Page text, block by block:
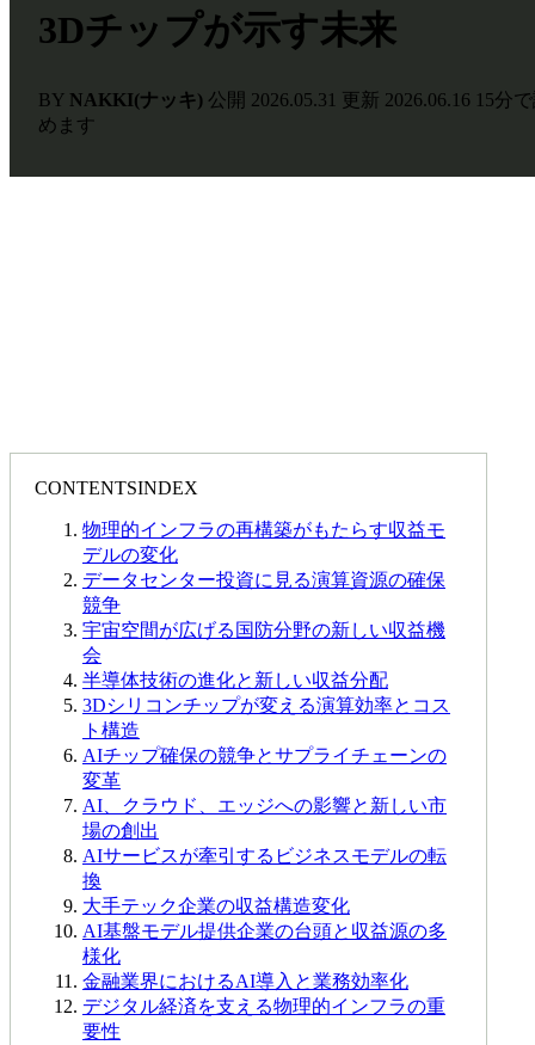
3Dチップが示す未来
BY NAKKI(ナッキ) 公開 2026.05.31 更新 2026.06.16 15分
めます
CONTENTSINDEX
物理的インフラの再構築がもたらす収益モ
デルの変化
データセンター投資に見る演算資源の確保
競争
宇宙空間が広げる国防分野の新しい収益機
会
半導体技術の進化と新しい収益分配
3Dシリコンチップが変える演算効率とコス
ト構造
AIチップ確保の競争とサプライチェーンの
変革
AI、クラウド、エッジへの影響と新しい市
場の創出
AIサービスが牽引するビジネスモデルの転
換
大手テック企業の収益構造変化
AI基盤モデル提供企業の台頭と収益源の多
様化
金融業界におけるAI導入と業務効率化
デジタル経済を支える物理的インフラの重
要性